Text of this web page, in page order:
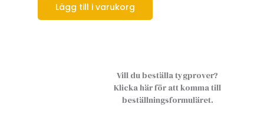
Lägg till i varukorg
Vill du beställa tygprover?
Klicka här för att komma till
beställningsformuläret.